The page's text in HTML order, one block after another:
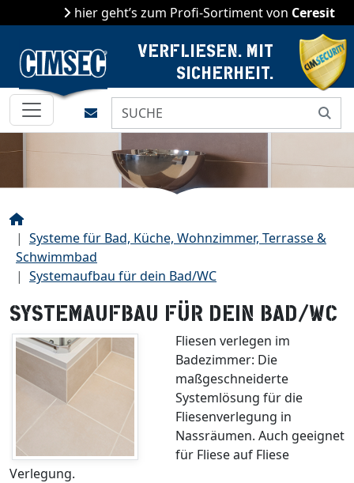
hier geht’s zum Profi-Sortiment von Ceresit
VERFLIESEN. MIT
SICHERHEIT.
Kontakt
Start
Systeme für Bad, Küche, Wohnzimmer, Terrasse &
Schwimmbad
Systemaufbau für dein Bad/WC
SYSTEMAUFBAU FÜR DEIN BAD/WC
Fliesen verlegen im
Badezimmer: Die
maßgeschneiderte
Systemlösung für die
Fliesenverlegung in
Nassräumen. Auch geeignet
für Fliese auf Fliese
Verlegung.